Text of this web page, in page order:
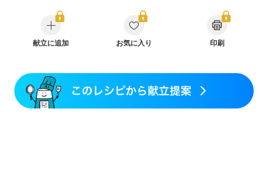
糖尿病性腎症（第３期）
CKD（ステージ１）
CKD（ステージ２）
乳がん（抗がん剤治療中）
乳がん（ホルモン療法中）
乳がん（放射線治療中）
妊婦健診・体重増加が気になる（初期）
妊婦健診・血圧が気になる（初期）
妊婦健診・血糖値が気になる（初期）
献立に追加 お気に入り 印刷